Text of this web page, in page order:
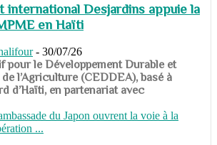
international Desjardins appuie la
en Haïti
- 30/07/26
pour le Développement Durable et
l’Agriculture (CEDDEA), basé à
d’Haïti, en partenariat avec